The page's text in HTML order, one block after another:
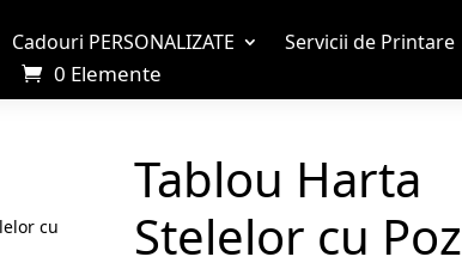
Cadouri PERSONALIZATE Servicii de Printare
0 Elemente
cu
Tablou Harta
Stelelor cu